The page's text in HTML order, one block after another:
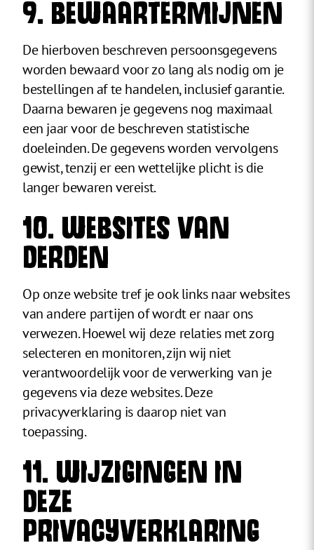
9. BEWAARTERMIJNEN
De hierboven beschreven persoonsgegevens
worden bewaard voor zo lang als nodig om je
bestellingen af te handelen, inclusief garantie.
Daarna bewaren je gegevens nog maximaal
een jaar voor de beschreven statistische
doeleinden. De gegevens worden vervolgens
gewist, tenzij er een wettelijke plicht is die
langer bewaren vereist.
10. WEBSITES VAN
DERDEN
Op onze website tref je ook links naar websites
van andere partijen of wordt er naar ons
verwezen. Hoewel wij deze relaties met zorg
selecteren en monitoren, zijn wij niet
verantwoordelijk voor de verwerking van je
gegevens via deze websites. Deze
privacyverklaring is daarop niet van
toepassing.
11. WIJZIGINGEN IN
DEZE
PRIVACYVERKLARING